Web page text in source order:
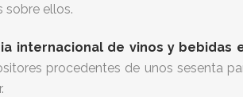
sobre ellos.
internacional de vinos y bebidas
procedentes de unos sesenta